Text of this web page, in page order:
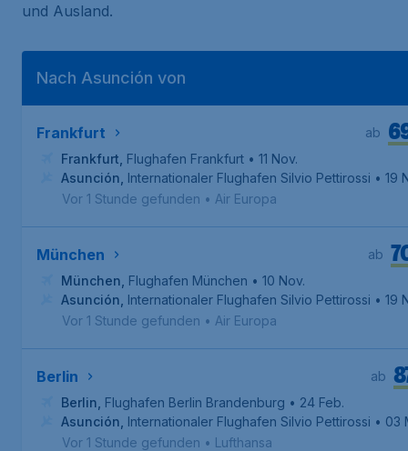
und Ausland.
Nach Asunción von
Frankfurt
ab
Frankfurt Flughafen Frankfurt • 11 Nov.
Asunción Internationaler Flughafen Silvio Pettirossi • 19
Vor 1 Stunde gefunden • Air Europa
München
ab
München Flughafen München • 10 Nov.
Asunción Internationaler Flughafen Silvio Pettirossi • 19
Vor 1 Stunde gefunden • Air Europa
Berlin
ab
Berlin Flughafen Berlin Brandenburg • 24 Feb.
Asunción Internationaler Flughafen Silvio Pettirossi • 03
Vor 1 Stunde gefunden • Lufthansa